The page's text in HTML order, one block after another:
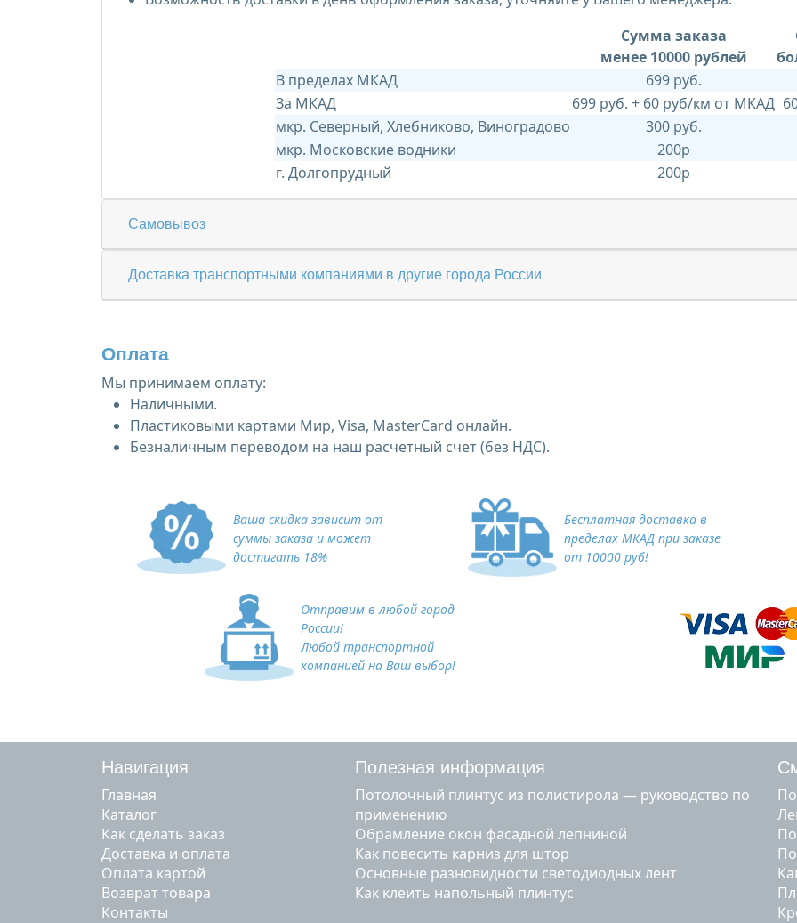
Сумма заказа
менее 10000 рублей
В пределах МКАД
699 руб.
За МКАД
699 руб. + 60 руб/км от МКАД
мкр. Северный, Хлебниково, Виноградово
300 руб.
мкр. Московские водники
200р
г. Долгопрудный
200р
Самовывоз
Доставка транспортными компаниями в другие города России
Оплата
Мы принимаем оплату:
Наличными.
Пластиковыми картами Мир, Visa, MasterCard онлайн.
Безналичным переводом на наш расчетный счет (без НДС).
Ваша скидка зависит от
суммы заказа и может
достигать 18%
Бесплатная доставка в
пределах МКАД при заказе
от 10000 руб!
Отправим в любой город
России!
Любой транспортной
компанией на Ваш выбор!
Навигация
Главная
Каталог
Как сделать заказ
Доставка и оплата
Оплата картой
Возврат товара
Контакты
Полезная информация
Потолочный плинтус из полистирола — руководство по
применению
Обрамление окон фасадной лепниной
Как повесить карниз для штор
Основные разновидности светодиодных лент
Как клеить напольный плинтус